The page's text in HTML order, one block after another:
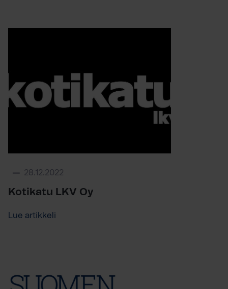
28.12.2022
Kotikatu LKV Oy
Lue artikkeli